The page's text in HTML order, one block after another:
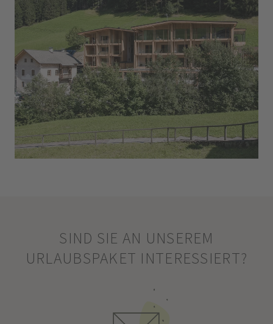
SIND SIE AN UNSEREM
URLAUBSPAKET INTERESSIERT?